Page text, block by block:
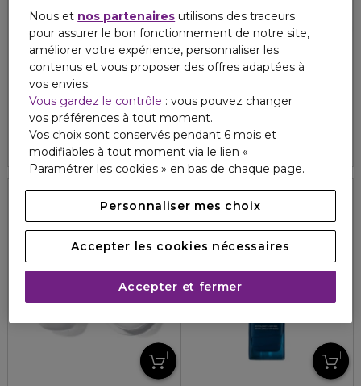
LANCÔME
ABSOLUE
Crème fondante
À partir de214,00 €
2 formats
LANCÔME
ABSOLUE
274,00 €
Recharge
Nous et nos partenaires utilisons des traceurs
pour assurer le bon fonctionnement de notre site,
améliorer votre expérience, personnaliser les
contenus et vous proposer des offres adaptées à
vos envies.
Vous gardez le contrôle : vous pouvez changer
vos préférences à tout moment.
Vos choix sont conservés pendant 6 mois et
modifiables à tout moment via le lien «
Paramétrer les cookies » en bas de chaque page.
Personnaliser mes choix
Accepter les cookies nécessaires
Accepter et fermer